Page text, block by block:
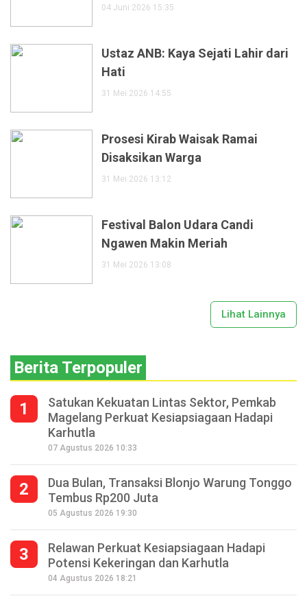
04 Juni 2026 15:35
Ustaz ANB: Kaya Sejati Lahir dari
Hati
31 Mei 2026 14:55
Prosesi Kirab Waisak Ramai
Disaksikan Warga
31 Mei 2026 13:12
Festival Balon Udara Candi
Ngawen Makin Meriah
31 Mei 2026 13:08
Lihat Lainnya
Berita Terpopuler
1
Satukan Kekuatan Lintas Sektor, Pemkab
Magelang Perkuat Kesiapsiagaan Hadapi
Karhutla
07 Agustus 2026 10:33
2
Dua Bulan, Transaksi Blonjo Warung Tonggo
Tembus Rp200 Juta
05 Agustus 2026 19:30
3
Relawan Perkuat Kesiapsiagaan Hadapi
Potensi Kekeringan dan Karhutla
04 Agustus 2026 18:21